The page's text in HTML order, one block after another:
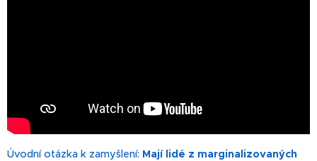
Úvodní otázka k zamyšlení: Mají lidé z marginalizovaných